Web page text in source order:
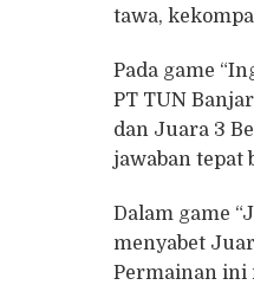
tawa,
Pada game
PT TUN
dan Juara 3
jawaban tepat
Dalam game
menyabet
Permainan ini